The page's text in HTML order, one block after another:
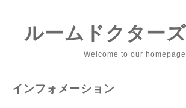
ルームドクター
Welcome to our homepage
インフォメーション